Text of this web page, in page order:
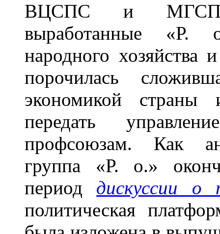
ВЦСПС и МГСПС
выработанные «Р.
народного хозяйства
порочилась
экономикой страны
передать
профсоюзам. Как
группа «Р. о.»
период дискуссии о
политическая